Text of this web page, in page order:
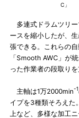
C」
多連式ドラムツリー
ースを縮小したが、
張できる。これらの
「Smooth AWC」が
った作業者の段取りを
主軸は1万2000min-1
イプを3種類そろえた
上など、多様な加工